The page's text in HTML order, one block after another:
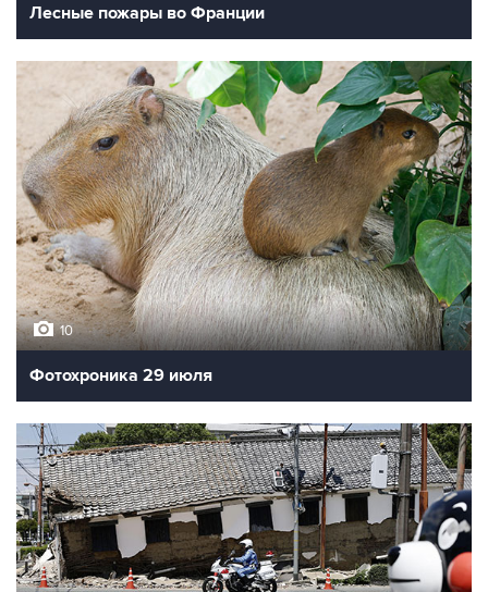
Лесные пожары во Франции
10
Фотохроника 29 июля